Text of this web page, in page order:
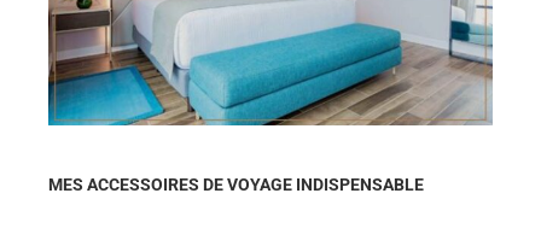
MES ACCESSOIRES DE VOYAGE INDISPENSABLE